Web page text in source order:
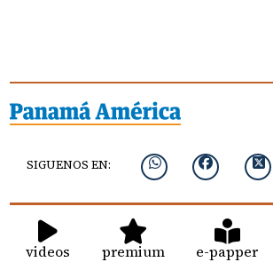
SIGUENOS EN:
videos premium e-papper